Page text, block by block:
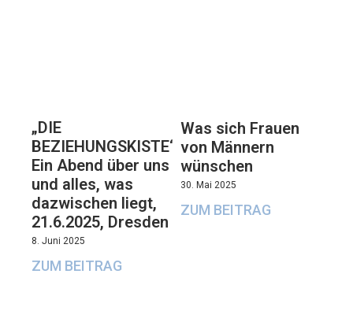
„DIE
BEZIEHUNGSKISTE“:
Ein Abend über uns
und alles, was
dazwischen liegt,
21.6.2025, Dresden
8. Juni 2025
ZUM BEITRAG
Was sich Frauen
von Männern
wünschen
30. Mai 2025
ZUM BEITRAG